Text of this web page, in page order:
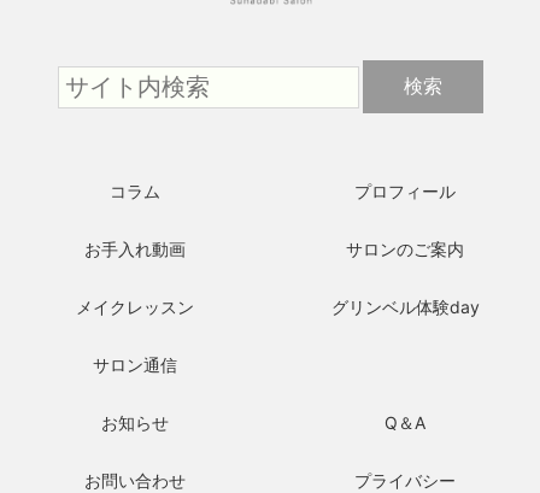
コラム プロフィール
お手入れ動画 サロンのご案内
メイクレッスン グリンベル体験day
サロン通信
お知らせ Q＆A
お問い合わせ プライバシー